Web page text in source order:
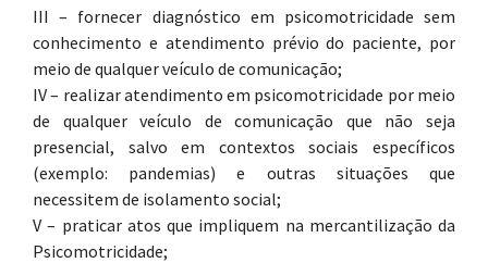
III – fornecer diagnóstico em psicomotricidade sem
conhecimento e atendimento prévio do paciente, por
meio de qualquer veículo de comunicação;
IV – realizar atendimento em psicomotricidade por meio
de qualquer veículo de comunicação que não seja
presencial, salvo em contextos sociais específicos
(exemplo: pandemias) e outras situações que
necessitem de isolamento social;
V – praticar atos que impliquem na mercantilização da
Psicomotricidade;